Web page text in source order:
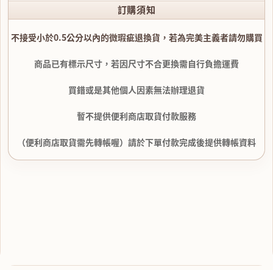
訂購須知
不接受小於0.5公分以內的微瑕疵退換貨，若為完美主義者請勿購買
商品已有標示尺寸，若因尺寸不合更換需自行負擔運費
買錯或是其他個人因素無法辦理退貨
暫不提供便利商店取貨付款服務
（便利商店取貨需先轉帳喔）請於下單付款完成後提供轉帳資料